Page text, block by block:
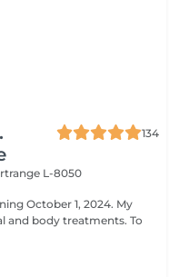
134
L-8050
October 1, 2024. My
and body treatments. To